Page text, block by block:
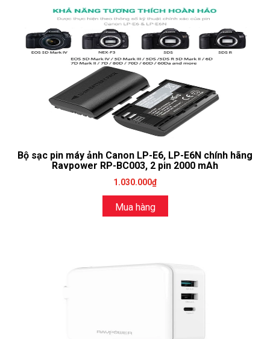
Bộ sạc pin máy ảnh Canon LP-E6, LP-E6N chính hãng
Ravpower RP-BC003, 2 pin 2000 mAh
1.030.000₫
Mua hàng